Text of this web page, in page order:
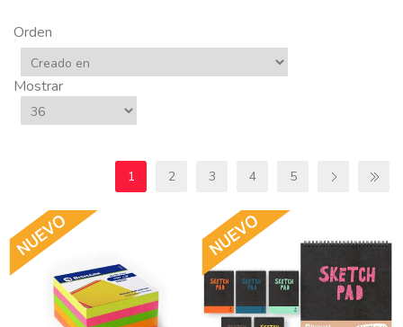
Orden
Mostrar
1 2 3 4 5